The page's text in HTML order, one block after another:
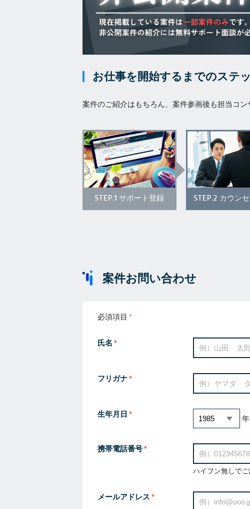
お仕事を開始するまでのステ
案件のご紹介はもちろん、案件参画後も担当コ
STEP.1 サポート登録 STEP.2 カウン
案件お問い合わせ
必須項目
氏名
フリガナ
生年月日
年
携帯電話番号
ハイフン無しで
メールアドレス